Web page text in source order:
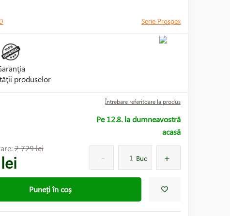
Serie Prospex
produselor
Întrebare referitoare la produs
Pe 12.8. la dumneavostră
acasă
2 729 lei
Buc
Puneți în coș